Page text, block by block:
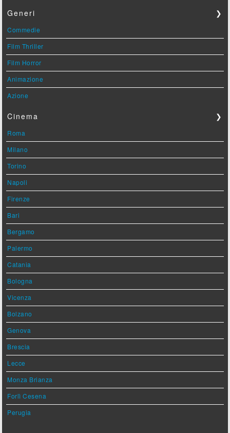
Generi ❯
Commedie
Film Thriller
Film Horror
Animazione
Azione
Cinema ❯
Roma
Milano
Torino
Napoli
Firenze
Bari
Bergamo
Palermo
Catania
Bologna
Vicenza
Bolzano
Genova
Brescia
Lecce
Monza Brianza
Forlì Cesena
Perugia